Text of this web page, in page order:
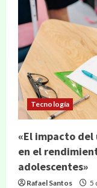
Tecnología
«El impacto del
en el
adolescentes»
Rafael Santos 5